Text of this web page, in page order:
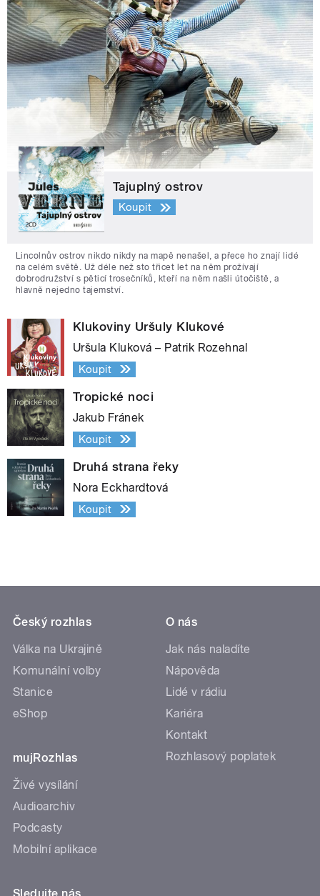
Tajuplný ostrov
Koupit
Lincolnův ostrov nikdo nikdy na mapě nenašel, a přece ho znají lidé
na celém světě. Už déle než sto třicet let na něm prožívají
dobrodružství s pěticí trosečníků, kteří na něm našli útočiště, a
hlavně nejedno tajemství.
Klukoviny Uršuly Klukové
Uršula Kluková – Patrik Rozehnal
Koupit
Tropické noci
Jakub Fránek
Koupit
Druhá strana řeky
Nora Eckhardtová
Koupit
Český rozhlas
Válka na Ukrajině
Komunální volby
Stanice
eShop
mujRozhlas
Živé vysílání
Audioarchiv
Podcasty
Mobilní aplikace
O nás
Jak nás naladíte
Nápověda
Lidé v rádiu
Kariéra
Kontakt
Rozhlasový poplatek